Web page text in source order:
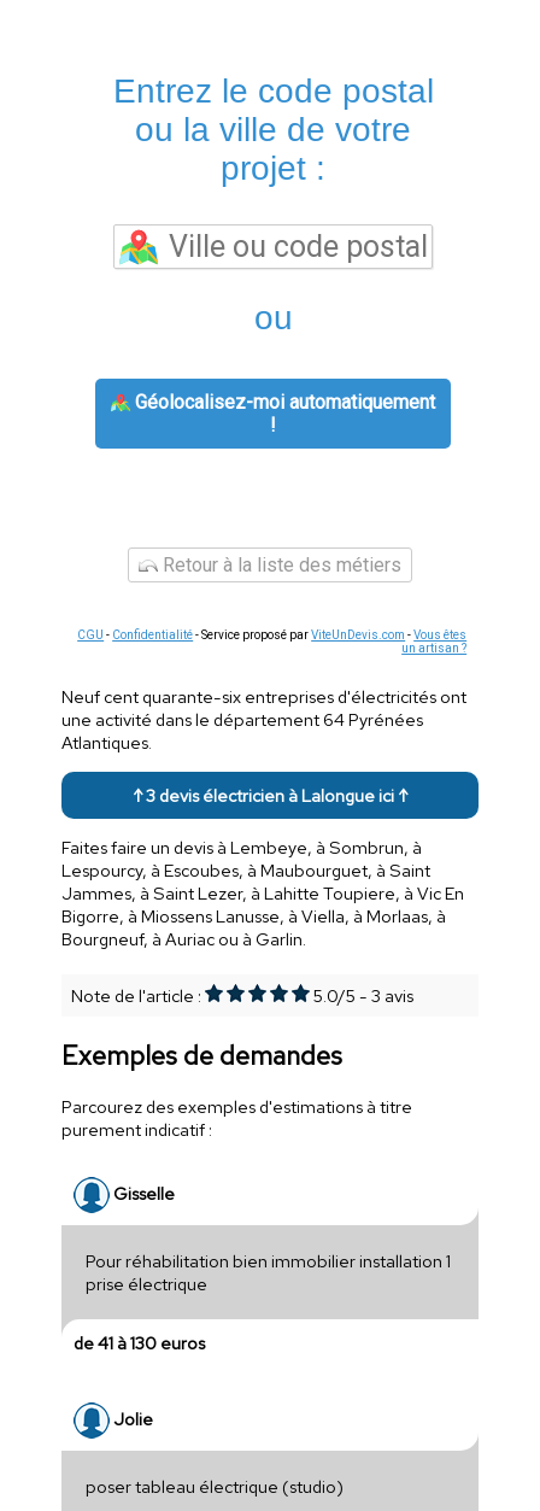
Entrez le code postal
ou la ville de votre
projet :
ou
Géolocalisez-moi automatiquement
!
Retour à la liste des métiers
CGU - Confidentialité- Service proposé parViteUnDevis.com -Vous êtes
un artisan ?
Neuf cent quarante-six entreprises d'électricités ont
une activité dans le département 64 Pyrénées
Atlantiques.
↑ 3 devis électricien à Lalongue ici ↑
Faites faire un devis à Lembeye, à Sombrun, à
Lespourcy, à Escoubes, à Maubourguet, à Saint
Jammes, à Saint Lezer, à Lahitte Toupiere, à Vic En
Bigorre, à Miossens Lanusse, à Viella, à Morlaas, à
Bourgneuf, à Auriac ou à Garlin.
Note de l'article : 5.0/5 - 3 avis
Exemples de demandes
Parcourez des exemples d'estimations à titre
purement indicatif :
Gisselle
Pour réhabilitation bien immobilier installation 1
prise électrique
de 41 à 130 euros
Jolie
poser tableau électrique (studio)